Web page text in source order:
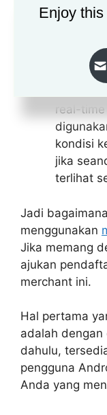
Setiap
secara
atau
tidak
real-
kondisi
jika
terlihat
Jadi
menggunakan
Jika memang
ajukan
merchant ini.
Hal pertama
adalah
dahulu,
pengguna
Anda yang
Enjoy